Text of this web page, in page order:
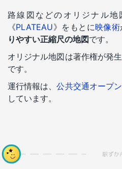
路線図などのオリジナル地
《PLATEAU》をもとに映像術
りやすい正縮尺の地図です。
オリジナル地図は著作権が発生
です。
運行情報は、公共交通オープ
しています。